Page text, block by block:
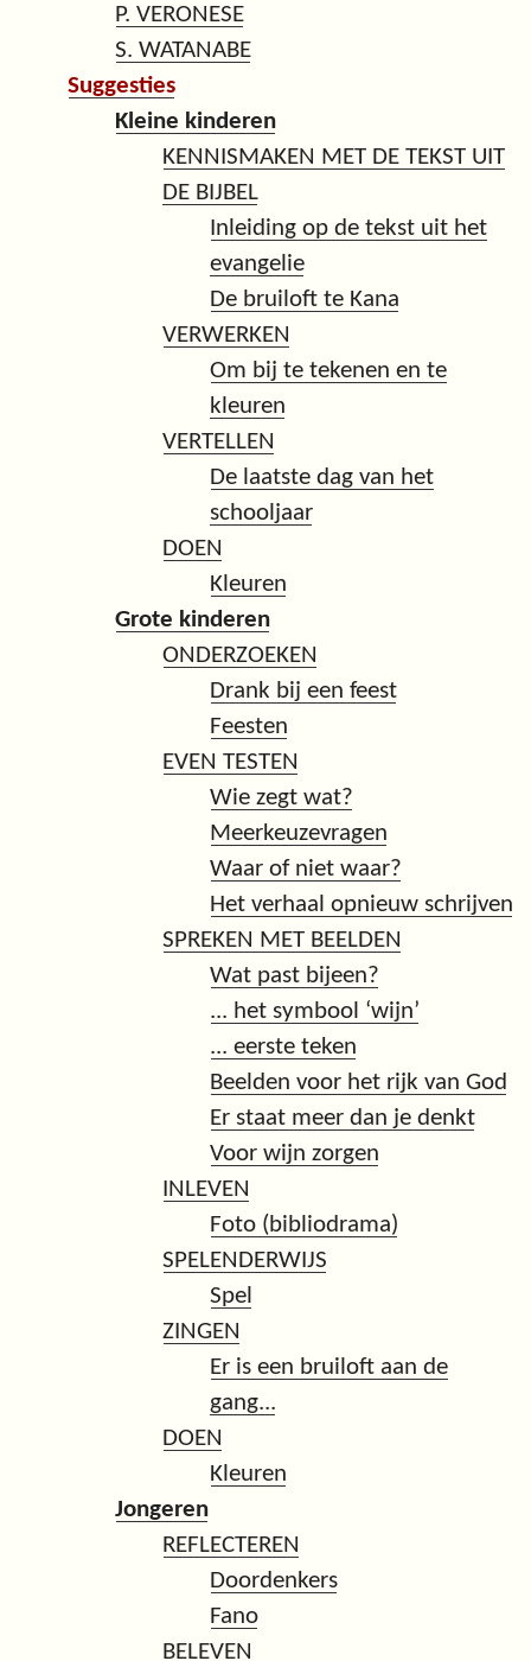
P. VERONESE
S. WATANABE
Suggesties
Kleine kinderen
KENNISMAKEN MET DE TEKST UIT
DE BIJBEL
Inleiding op de tekst uit het
evangelie
De bruiloft te Kana
VERWERKEN
Om bij te tekenen en te
kleuren
VERTELLEN
De laatste dag van het
schooljaar
DOEN
Kleuren
Grote kinderen
ONDERZOEKEN
Drank bij een feest
Feesten
EVEN TESTEN
Wie zegt wat?
Meerkeuzevragen
Waar of niet waar?
Het verhaal opnieuw schrijven
SPREKEN MET BEELDEN
Wat past bijeen?
... het symbool ‘wijn’
... eerste teken
Beelden voor het rijk van God
Er staat meer dan je denkt
Voor wijn zorgen
INLEVEN
Foto (bibliodrama)
SPELENDERWIJS
Spel
ZINGEN
Er is een bruiloft aan de
gang...
DOEN
Kleuren
Jongeren
REFLECTEREN
Doordenkers
Fano
BELEVEN